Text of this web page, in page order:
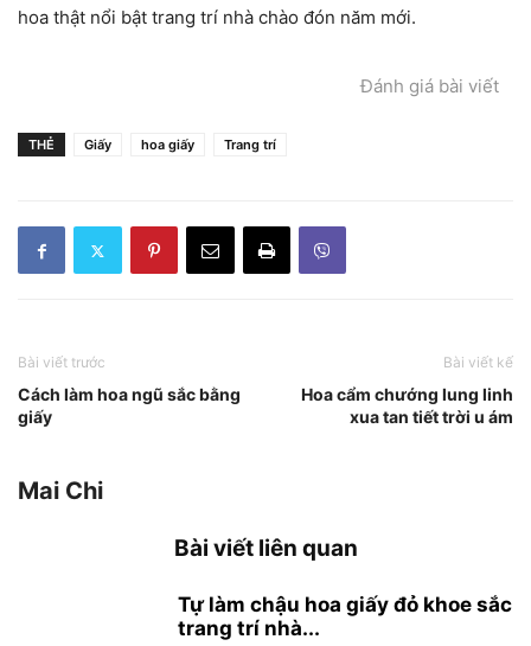
hoa thật nổi bật trang trí nhà chào đón năm mới.
Đánh giá bài viết
THẺ Giấy hoa giấy Trang trí
Bài viết trước
Cách làm hoa ngũ sắc bằng
giấy
Bài viết kế
Hoa cẩm chướng lung linh
xua tan tiết trời u ám
Mai Chi
Bài viết liên quan
Tự làm chậu hoa giấy đỏ khoe sắc
trang trí nhà...